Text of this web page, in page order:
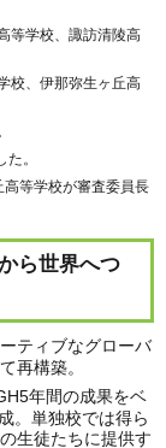
等学校、諏訪清陵高
校、伊那弥生ヶ丘高
。
等学校が審査委員長
ら世界へつ
ティブなグローバ
再構築。
年間の成果をベ
。単独校では得ら
生徒たちに提供す